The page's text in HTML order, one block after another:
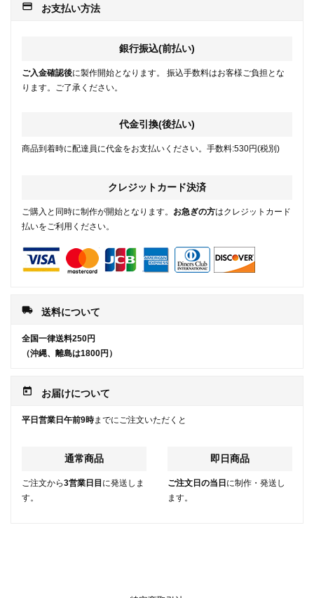
payment お支払い方法
銀行振込(前払い)
ご入金確認後に製作開始となります。 振込手数料はお客様ご負担とな
ります。ご了承ください。
代金引換(後払い)
商品到着時に配達員に代金をお支払いください。手数料:530円(税別)
クレジットカード決済
ご購入と同時に制作が開始となります。 お急ぎの方はクレジットカード
払いをご利用ください。
local_shipping 送料について
全国一律送料250円
（沖縄、離島は1800円）
today お届けについて
平日営業日午前9時までにご注文いただくと
通常商品
ご注文から3営業日目 に発送しま
す。
即日商品
ご注文日の当日 に制作・発送し
ます。